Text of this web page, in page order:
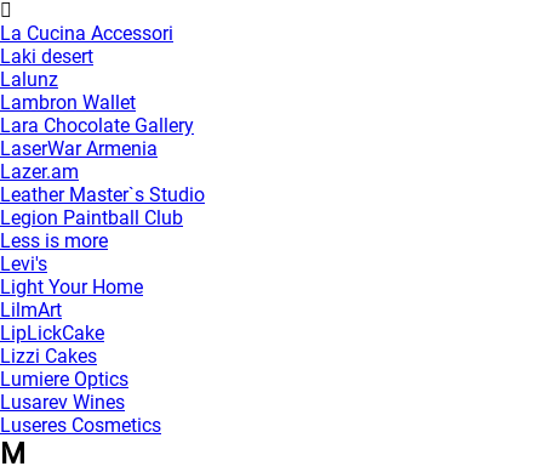
La Cucina Accessori
Laki desert
Lalunz
Lambron Wallet
Lara Chocolate Gallery
LaserWar Armenia
Lazer.am
Leather Master`s Studio
Legion Paintball Club
Less is more
Levi's
Light Your Home
LilmArt
LipLickCake
Lizzi Cakes
Lumiere Optics
Lusarev Wines
Luseres Cosmetics
M